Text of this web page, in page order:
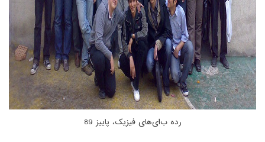
رده ب‌ای‌های فیزیک، پاییز 89